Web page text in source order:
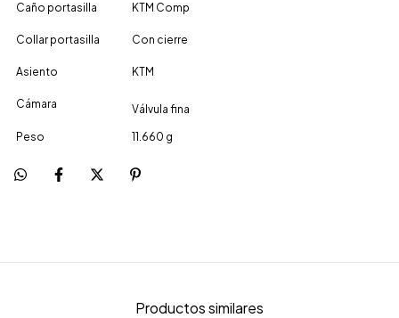
Caño portasilla KTM Comp
Collar portasilla Con cierre
Asiento KTM
Cámara Válvula fina
Peso 11.660 g
Productos similares